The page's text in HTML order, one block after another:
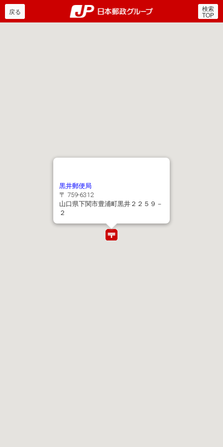
郵便局・日本郵政グルー
戻る 検索
TOP
黒井郵便局
〒 759-6312
山口県下関市豊浦町黒井２２５９－
２